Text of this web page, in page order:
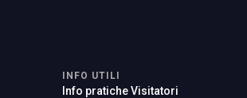
INFO UTILI
Info pratiche Visitatori